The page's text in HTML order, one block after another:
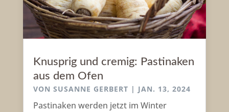
Knusprig und cremig: Pastinaken
aus dem Ofen
VON SUSANNE GERBERT | JAN. 13, 2024
Pastinaken werden jetzt im Winter